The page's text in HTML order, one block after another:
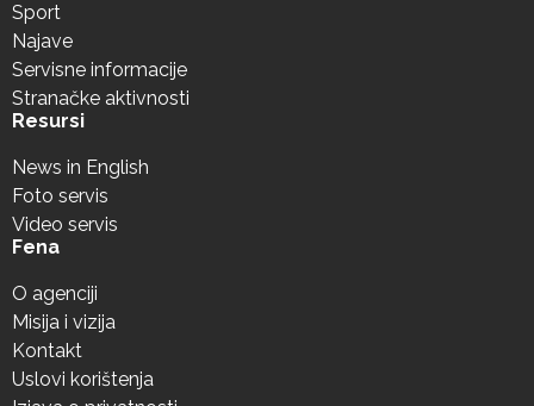
Sport
Najave
Servisne informacije
Stranačke aktivnosti
Resursi
News in English
Foto servis
Video servis
Fena
O agenciji
Misija i vizija
Kontakt
Uslovi korištenja